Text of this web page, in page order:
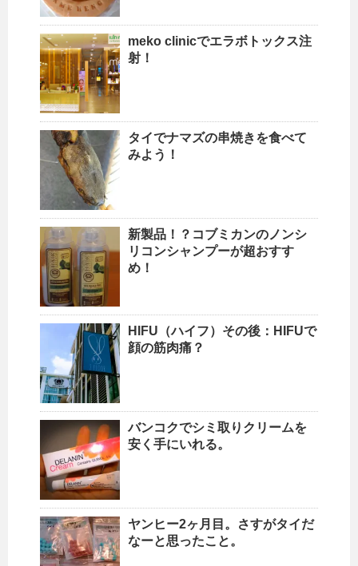
meko clinicでエラボトックス注
射！
タイでナマズの串焼きを食べて
みよう！
新製品！？コブミカンのノンシ
リコンシャンプーが超おすす
め！
HIFU（ハイフ）その後：HIFUで
顔の筋肉痛？
バンコクでシミ取りクリームを
安く手にいれる。
ヤンヒー2ヶ月目。さすがタイだ
なーと思ったこと。